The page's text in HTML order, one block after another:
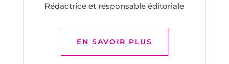
Rédactrice et responsable éditoriale
EN SAVOIR PLUS